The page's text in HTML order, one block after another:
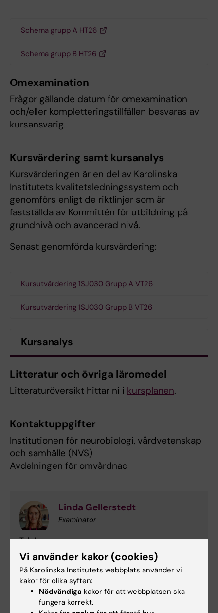
Schema grupp A HT26
Schema grupp B HT26
Omexamination
Frågor gällande datum för omexamination
och/eller kompletteringstillfällen besvaras av
kursansvarig.
Kursvärdering samt kursanalys
Kursvärderingen är en del av Karolinska
Institutets kvalitetsledningssystem och
genomförs enligt de riktlinjer som är
fastställda av Kommittén för utbildning på
grundnivå och avancerad nivå.
Senast genomförda kursvärdering:
Kursutvärdering 1SJ030 Grupp A VT26
Kursutvärdering 1SJ030 Grupp B VT26
Kursanalys
Litteratur och övriga läromedel
Litteraturöversikt hittar ni i kursplanen.
Kontaktuppgifter
Institutionen för neurobiologi, vårdvetenskap
och samhälle (NVS)
Avdelningen för omvårdnad
Linda Gellerstedt
Examinator
Telefon:
+46852483809
E-post:
linda.gellerstedt@ki.se
Vi använder kakor (cookies)
På Karolinska Institutets webbplats använder vi
kakor för olika syften:
Nödvändiga kakor för att webbplatsen ska
fungera korrekt.